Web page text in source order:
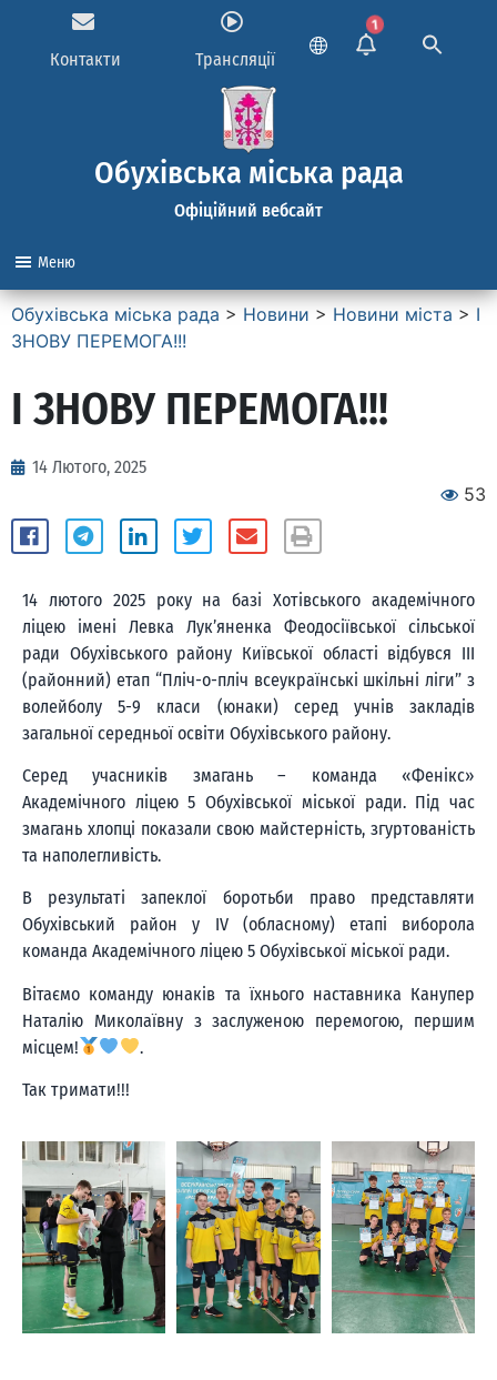
Контакти Трансляції
1
Обухівська міська рада
Офіційний вебсайт
Меню
Обухівська міська рада > Новини > Новини міста > І
ЗНОВУ ПЕРЕМОГА!!!
І ЗНОВУ ПЕРЕМОГА!!!
14 Лютого, 2025
53
14 лютого 2025 року на базі Хотівського академічного
ліцею імені Левка Лук’яненка Феодосіївської сільської
ради Обухівського району Київської області відбувся ІІІ
(районний) етап “Пліч-о-пліч всеукраїнські шкільні ліги” з
волейболу 5-9 класи (юнаки) серед учнів закладів
загальної середньої освіти Обухівського району.
Серед учасників змагань – команда «Фенікс»
Академічного ліцею 5 Обухівської міської ради. Під час
змагань хлопці показали свою майстерність, згуртованість
та наполегливість.
В результаті запеклої боротьби право представляти
Обухівський район у IV (обласному) етапі виборола
команда Академічного ліцею 5 Обухівської міської ради.
Вітаємо команду юнаків та їхнього наставника Канупер
Наталію Миколаївну з заслуженою перемогою, першим
місцем!
.
Так тримати!!!